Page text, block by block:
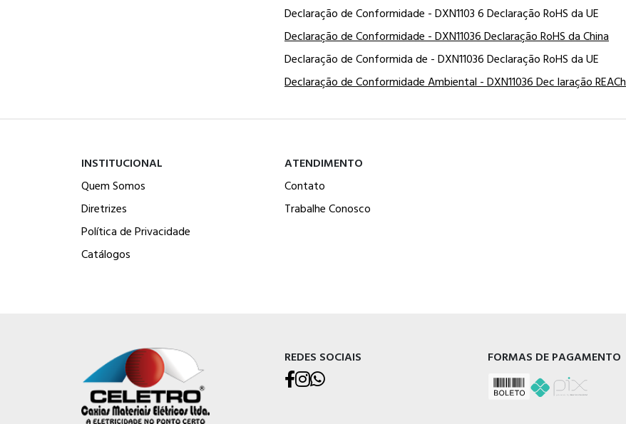
Declaração de Conformidade - DXN1103 6 Declaração RoHS da UE
Declaração de Conformidade - DXN11036 Declaração RoHS da China
Declaração de Conformida de - DXN11036 Declaração RoHS da UE
Declaração de Conformidade Ambiental - DXN11036 Dec laração REACh
INSTITUCIONAL
Quem Somos
Diretrizes
Política de Privacidade
Catálogos
ATENDIMENTO
Contato
Trabalhe Conosco
REDES SOCIAIS FORMAS DE PAGAMENTO